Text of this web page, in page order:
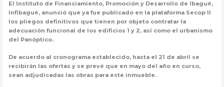
El Instituto de Financiamiento, Promoción y Desarrollo de Ibagué,
Infibagué, anunció que ya fue publicado en la plataforma Secop II
los pliegos definitivos que tienen por objeto contratar la
adecuación funcional de los edificios 1 y 2, así como el urbanismo
del Panóptico.
De acuerdo al cronograma establecido, hasta el 21 de abril se
recibirán las ofertas y se prevé que en mayo del año en curso,
sean adjudicadas las obras para este inmueble.